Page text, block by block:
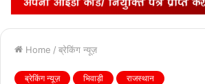
Home / ब्रेकिंग न्यूज़
ब्रेकिंग न्यूज़ भिवाड़ी राजस्थान